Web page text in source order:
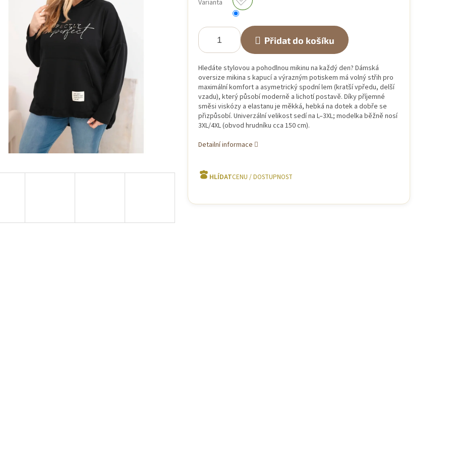
Varianta
Přidat do košíku
Hledáte stylovou a pohodlnou mikinu na každý den? Dámská
oversize mikina s kapucí a výrazným potiskem má volný střih pro
maximální komfort a asymetrický spodní lem (kratší vpředu, delší
vzadu), který působí moderně a lichotí postavě. Díky příjemné
směsi viskózy a elastanu je měkká, hebká na dotek a dobře se
přizpůsobí. Univerzální velikost sedí na L–3XL; modelka běžně nosí
3XL/4XL (obvod hrudníku cca 150 cm).
Detailní informace
HLÍDAT